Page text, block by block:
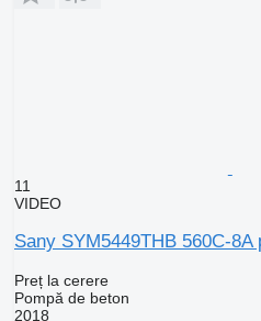
11
VIDEO
Sany SYM5449THB 560C-
Preț la cerere
Pompă de beton
2018